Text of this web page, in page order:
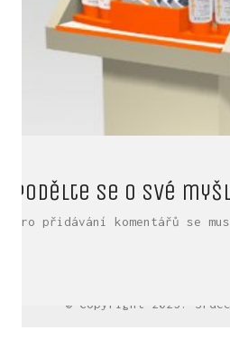
Podělte se o své
Pro přidávání komentářů se
© Copyright 2025.